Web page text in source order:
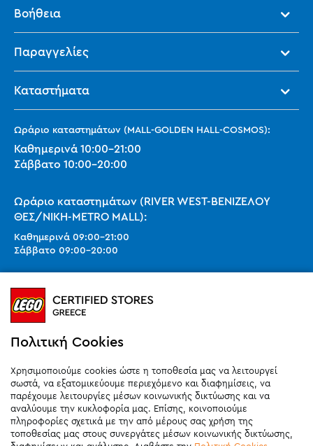
Βοήθεια
Παραγγελίες
Καταστήματα
Ωράριο καταστημάτων (MALL-GOLDEN HALL-COSMOS):
Καθημερινά 10:00-21:00
Σάββατο 10:00-20:00
Ωράριο καταστημάτων (RIVER WEST-ΒΕΝΙΖΕΛΟΥ
ΘΕΣ/ΝΙΚΗ-METRO MALL):
Καθημερινά 09:00-21:00
Σάββατο 09:00-20:00
Ωράριο καταστημάτων (SMART PARK):
Καθημερινά10:00-21:00
Σάββατο09:00
Κυριακή 11:00-20:00 (έως 25/10)
orders@legostoregreece.gr
Αρ.Γ.Ε.ΜΗ: 084878102000
Πολιτική Cookies
Χρησιμοποιούμε cookies ώστε η τοποθεσία μας να λειτουργεί
σωστά, να εξατομικεύουμε περιεχόμενο και διαφημίσεις, να
παρέχουμε λειτουργίες μέσων κοινωνικής δικτύωσης και να
αναλύουμε την κυκλοφορία μας. Επίσης, κοινοποιούμε
πληροφορίες σχετικά με την από μέρους σας χρήση της
τοποθεσίας μας στους συνεργάτες μέσων κοινωνικής δικτύωσης,